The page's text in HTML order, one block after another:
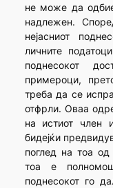
не може да
надлежен.
нејасниот
личните
поднесокот
примероци,
треба да се
отфрли. Оваа
на истиот член
бидејќи
поглед на тоа
тоа е
поднесокот го